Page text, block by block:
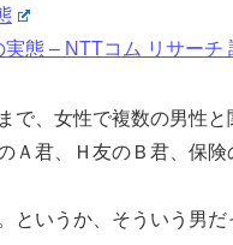
態 – NTTコム リサーチ
、女性で複数の男性
Ａ君、Ｈ友のＢ君、保
いうか、そういう男だ